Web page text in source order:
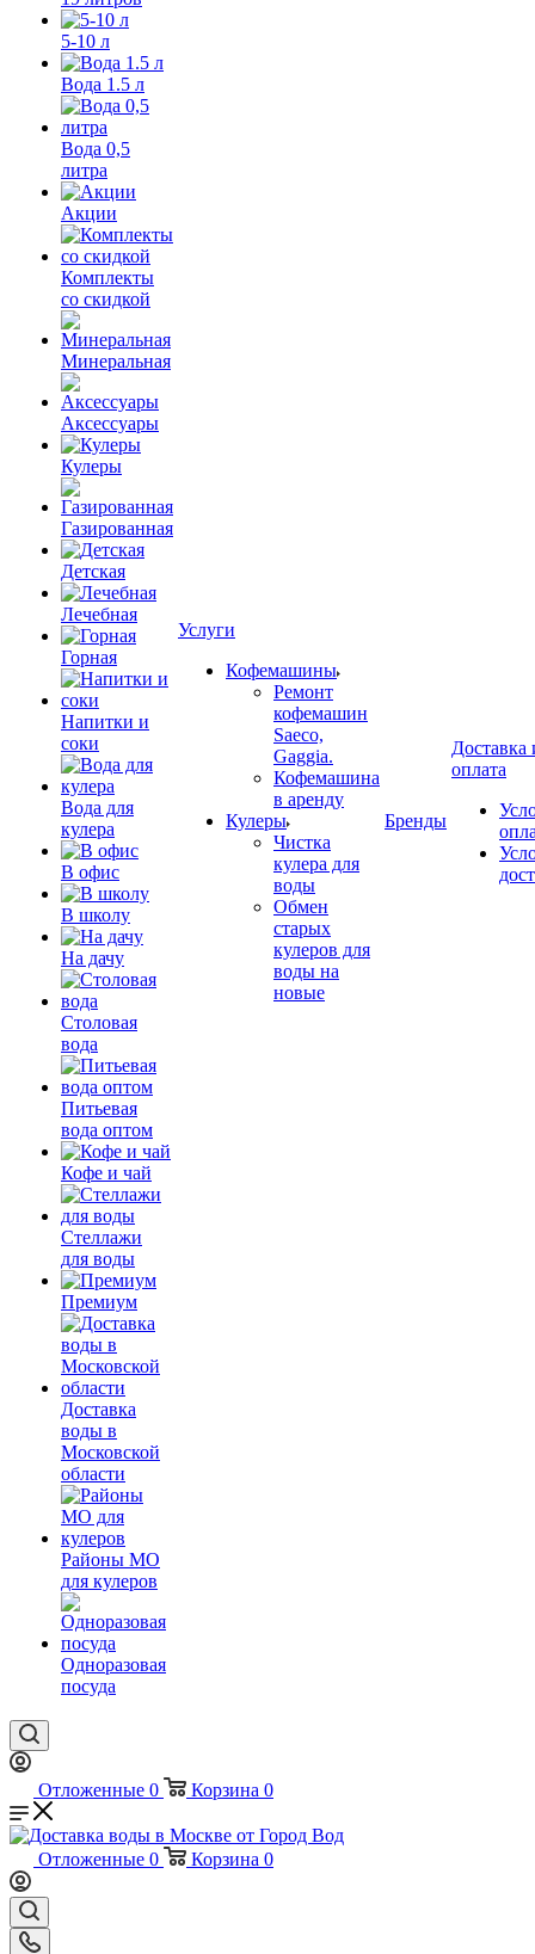
5-10 л
Вода 1.5 л
Вода 0,5
литра
Акции
Комплекты
со скидкой
Минеральная
Аксессуары
Кулеры
Газированная
Детская
Лечебная
Горная
Напитки и
соки
Вода для
кулера
В офис
В школу
На дачу
Столовая
вода
Питьевая
вода оптом
Кофе и чай
Стеллажи
для воды
Премиум
Доставка
воды в
Московской
области
Районы МО
для кулеров
Одноразовая
посуда
Услуги
Кофемашины
Ремонт
кофемашин
Saeco,
Gaggia.
Кофемашина
в аренду
Кулеры
Чистка
кулера для
воды
Обмен
старых
кулеров для
воды на
новые
Бренды
Доставка
оплата
Отложенные 0 Корзина 0
Отложенные 0 Корзина 0